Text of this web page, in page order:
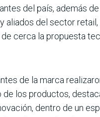
del país, además
aliados del sec­tor retail,
cerca la propuesta
de la marca
de los produc­tos,
dentro de un